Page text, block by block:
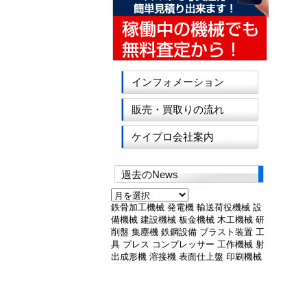
インフォメーション
販売・買取りの流れ
ケイプロ会社案内
過去のNews
過
去
の
News
鉄骨加工機械 発電機 輸送荷役機械 設
備機械 建設機械 板金機械 木工機械 研
削盤 集塵機 鉄鋼設備 ブラスト装置 工
具 プレス コンプレッサー 工作機械 射
出成形機 溶接機 表面仕上盤 印刷機械